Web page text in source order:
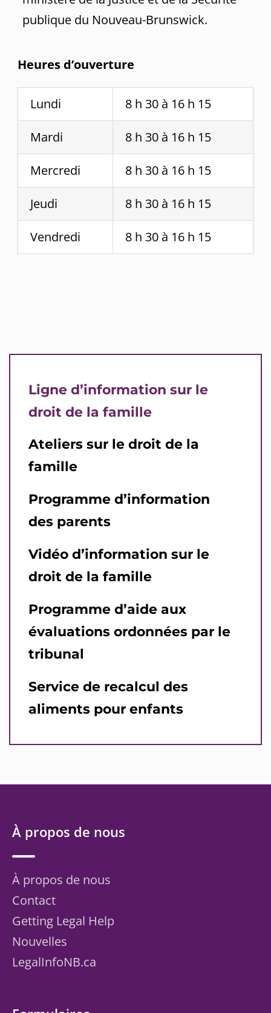
publique du Nouveau-Brunswick.
Heures d’ouverture
Lundi 8 h 30 à 16 h 15
Mardi 8 h 30 à 16 h 15
Mercredi 8 h 30 à 16 h 15
Jeudi 8 h 30 à 16 h 15
Vendredi 8 h 30 à 16 h 15
Ligne d’information sur le
droit de la famille
Ateliers sur le droit de la
famille
Programme d’information
des parents
Vidéo d’information sur le
droit de la famille
Programme d’aide aux
évaluations ordonnées par le
tribunal
Service de recalcul des
aliments pour enfants
À propos de nous
À propos de nous
Contact
Getting Legal Help
Nouvelles
LegalInfoNB.ca